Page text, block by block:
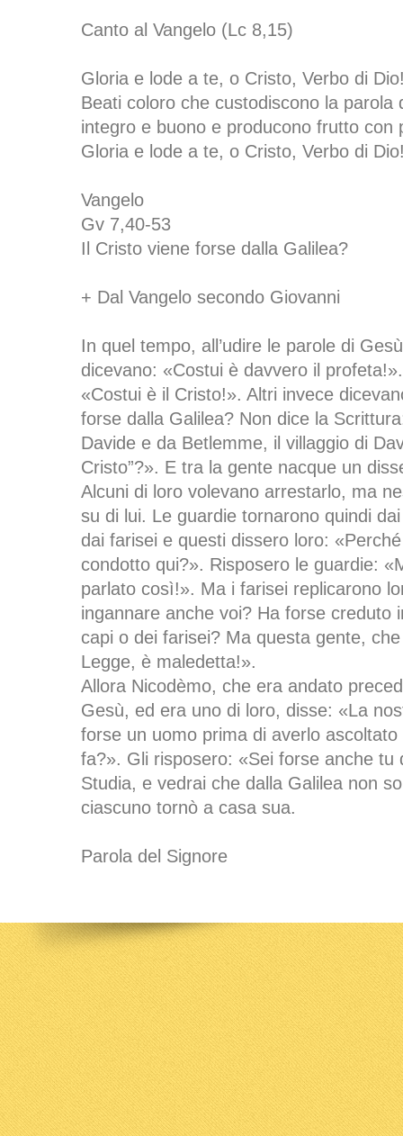
Canto al Vangelo (Lc 8,15)
Gloria e lode a te, o Cristo, Verbo di
Beati coloro che custodiscono la parola
integro e buono e producono frutto con
Gloria e lode a te, o Cristo, Verbo di
Vangelo
Gv 7,40-53
Il Cristo viene forse dalla Galilea?
+ Dal Vangelo secondo Giovanni
In quel tempo, all’udire le parole di
dicevano: «Costui è davvero il
«Costui è il Cristo!». Altri invece
forse dalla Galilea? Non dice la
Davide e da Betlemme, il villaggio di
Cristo”?». E tra la gente nacque un
Alcuni di loro volevano arrestarlo, ma
su di lui. Le guardie tornarono quindi
dai farisei e questi dissero loro:
condotto qui?». Risposero le guardie:
parlato così!». Ma i farisei replicarono
ingannare anche voi? Ha forse creduto
capi o dei farisei? Ma questa gente,
Legge, è maledetta!».
Allora Nicodèmo, che era andato
Gesù, ed era uno di loro, disse: «La
forse un uomo prima di averlo
fa?». Gli risposero: «Sei forse anche tu
Studia, e vedrai che dalla Galilea non
ciascuno tornò a casa sua.
Parola del Signore